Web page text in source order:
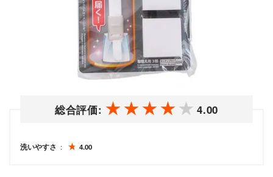
総合評価: 4.00
洗いやすさ 4.00